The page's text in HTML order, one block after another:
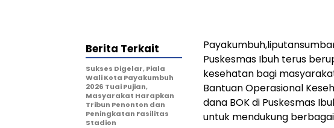
Puskesmas Ibuh terus
kesehatan bagi
Bantuan Operasional
dana BOK di Puskesmas
untuk mendukung
Berita Terkait
Sukses Digelar, Piala
Wali Kota Payakumbuh
2026 Tuai Pujian,
Masyarakat Harapkan
Tribun Penonton dan
Peningkatan Fasilitas
Stadion